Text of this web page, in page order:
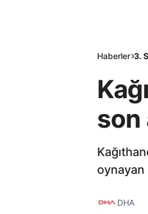
Haberler 3.
son
DHA